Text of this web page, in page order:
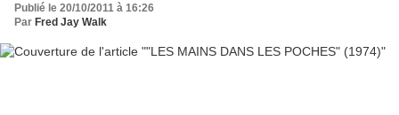
Publié le 20/10/2011 à 16:26
Par Fred Jay Walk